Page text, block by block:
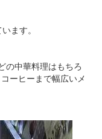
ます。
の中華料理はもちろ
ーヒーまで幅広いメ